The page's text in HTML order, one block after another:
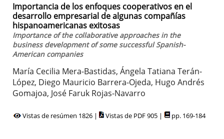
Importancia de los enfoques cooperativos en el
desarrollo empresarial de algunas compañías
hispanoamericanas exitosas
Importance of the collaborative approaches in the
business development of some successful Spanish-
American companies
María Cecilia Mera-Bastidas, Ángela Tatiana Terán-
López, Diego Mauricio Barrera-Ojeda, Hugo Andrés
Gomajoa, José Faruk Rojas-Navarro
Vistas de resúmen 1826 | Vistas de PDF 905 | pp. 169-184